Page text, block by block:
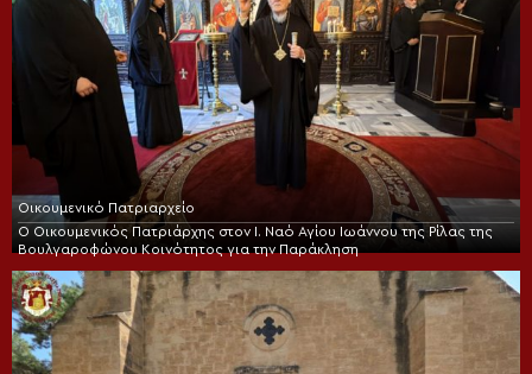
Οικουμενικό Πατριαρχείο
Ο Οικουμενικός Πατριάρχης στον I. Ναό Αγίου Ιωάννου της Ρίλας της
Βουλγαροφώνου Κοινότητος για την Παράκληση